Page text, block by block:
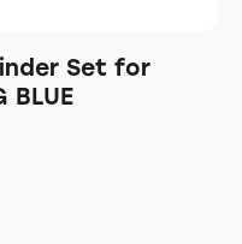
Set for
BLUE